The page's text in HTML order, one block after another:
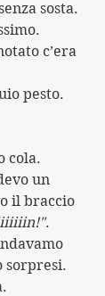
sosta.
c’era
pesto.
cola.
un
il braccio
.
sorpresi.